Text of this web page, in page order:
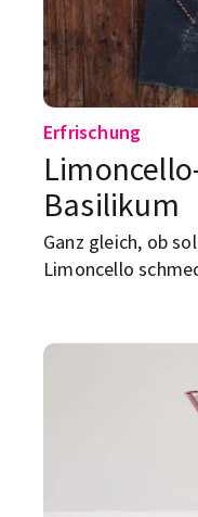
Erfrischung
Basilikum
Ganz gleich, ob
Limoncello